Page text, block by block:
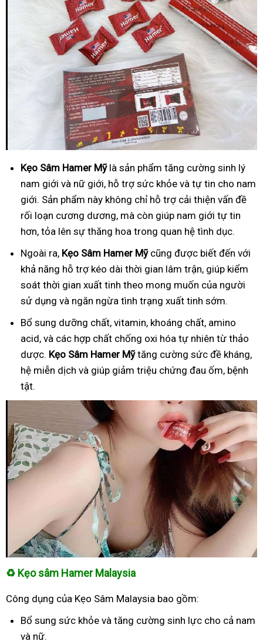
Kẹo Sâm Hamer Mỹ là sản phẩm tăng cường sinh lý
nam giới và nữ giới, hỗ trợ sức khỏe và tự tin cho nam
giới. Sản phẩm này không chỉ hỗ trợ cải thiện vấn đề
rối loạn cương dương, mà còn giúp nam giới tự tin
hơn, tỏa lên sự thăng hoa trong quan hệ tình dục.
Ngoài ra, Kẹo Sâm Hamer Mỹcũng được biết đến với
khả năng hỗ trợ kéo dài thời gian lâm trận, giúp kiểm
soát thời gian xuất tinh theo mong muốn của người
sử dụng và ngăn ngừa tình trạng xuất tinh sớm.
Bổ sung dưỡng chất, vitamin, khoáng chất, amino
acid, và các hợp chất chống oxi hóa tự nhiên từ thảo
dược. Kẹo Sâm Hamer Mỹtăng cường sức đề kháng,
hệ miễn dịch và giúp giảm triệu chứng đau ốm, bệnh
tật.
♻ Kẹo sâm Hamer Malaysia
Công dụng của Kẹo Sâm Malaysia bao gồm:
Bổ sung sức khỏe và tăng cường sinh lực cho cả nam
và nữ.